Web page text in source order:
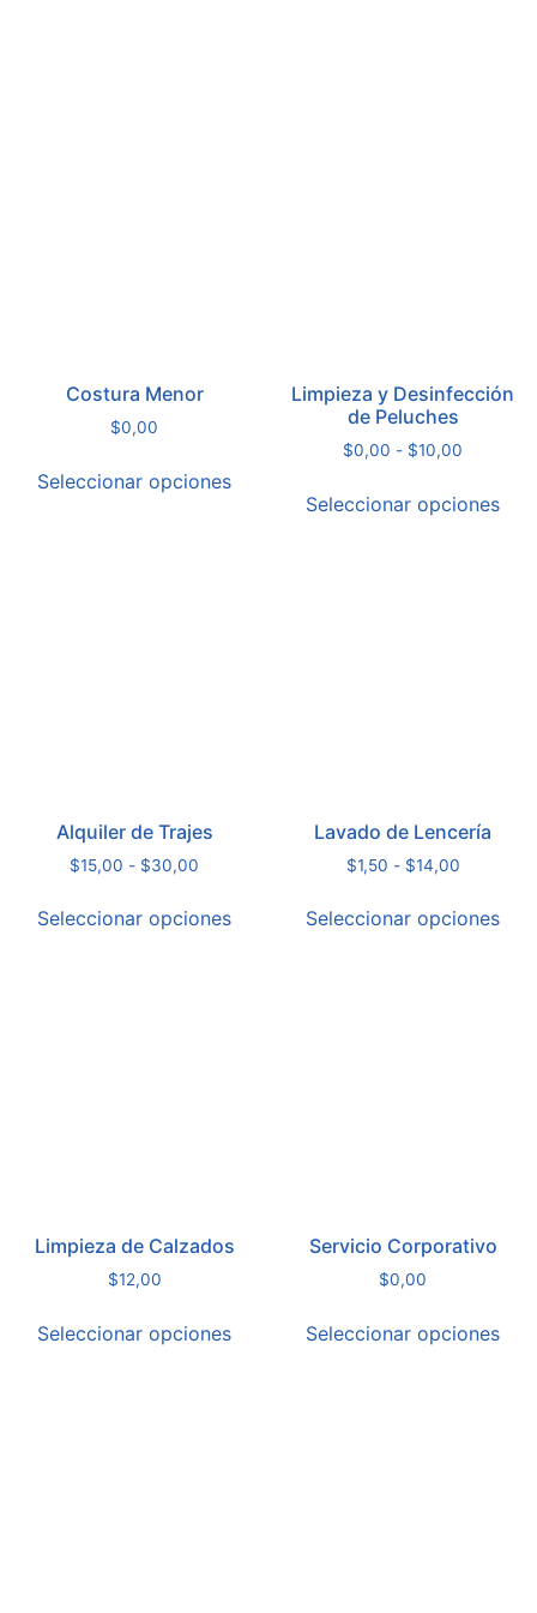
Costura Menor
$0,00
Seleccionar opciones
Limpieza y Desinfección
de Peluches
$0,00 - $10,00
Seleccionar opciones
Alquiler de Trajes
$15,00 - $30,00
Seleccionar opciones
Lavado de Lencería
$1,50 - $14,00
Seleccionar opciones
Limpieza de Calzados
$12,00
Seleccionar opciones
Servicio Corporativo
$0,00
Seleccionar opciones